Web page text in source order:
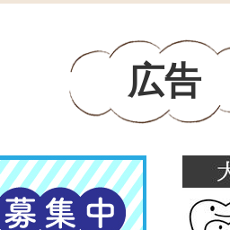
広告